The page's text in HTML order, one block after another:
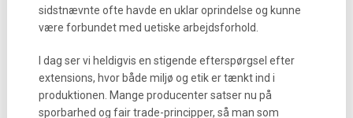
sidstnævnte ofte havde en uklar oprindelse og kunne
være forbundet med uetiske arbejdsforhold.
I dag ser vi heldigvis en stigende efterspørgsel efter
extensions, hvor både miljø og etik er tænkt ind i
produktionen. Mange producenter satser nu på
sporbarhed og fair trade-principper, så man som